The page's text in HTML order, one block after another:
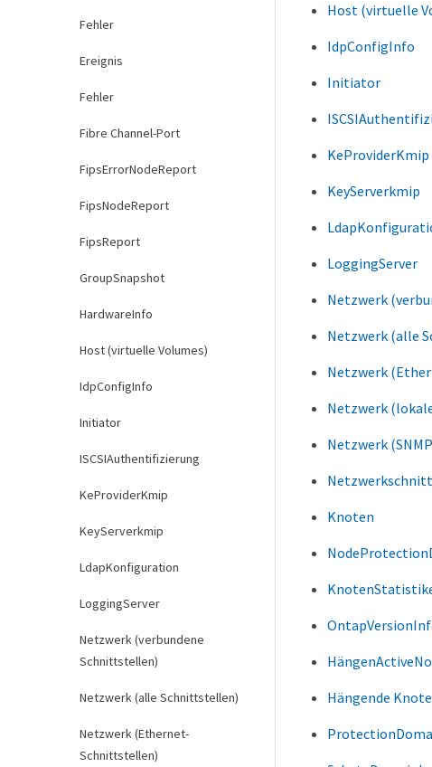
Fehler
Ereignis
Fehler
Fibre Channel-Port
FipsErrorNodeReport
FipsNodeReport
FipsReport
GroupSnapshot
HardwareInfo
Host (virtuelle Volumes)
IdpConfigInfo
Initiator
ISCSIAuthentifizierung
KeProviderKmip
KeyServerkmip
LdapKonfiguration
LoggingServer
Netzwerk (verbundene
Schnittstellen)
Netzwerk (alle Schnittstellen)
Netzwerk (Ethernet-
Schnittstellen)
Host (virtuelle
IdpConfigInfo
Initiator
KeProviderKmip
KeyServerkmip
LoggingServer
Netzwerk
Netzwerk (alle
Netzwerk
Netzwerk
Netzwerk
Knoten
Hängende